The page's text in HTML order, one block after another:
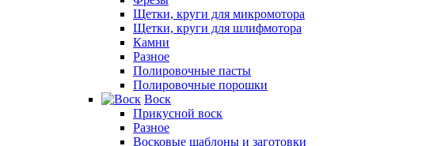
Щетки, круги для микромотора
Щетки, круги для шлифмотора
Камни
Разное
Полировочные пасты
Полировочные порошки
Воск
Прикусной воск
Разное
Восковые шаблоны и заготовки